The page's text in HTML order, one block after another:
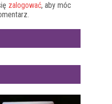
zalogować, aby móc